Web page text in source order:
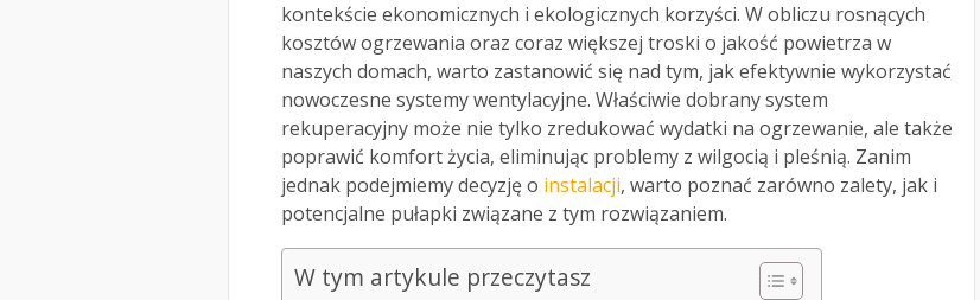
kontekście ekonomicznych i ekologicznych korzyści. W obliczu rosnących
kosztów ogrzewania oraz coraz większej troski o jakość powietrza w
naszych domach, warto zastanowić się nad tym, jak efektywnie wykorzystać
nowoczesne systemy wentylacyjne. Właściwie dobrany system
rekuperacyjny może nie tylko zredukować wydatki na ogrzewanie, ale także
poprawić komfort życia, eliminując problemy z wilgocią i pleśnią. Zanim
jednak podejmiemy decyzję o instalacji, warto poznać zarówno zalety, jak i
potencjalne pułapki związane z tym rozwiązaniem.
W tym artykule przeczytasz